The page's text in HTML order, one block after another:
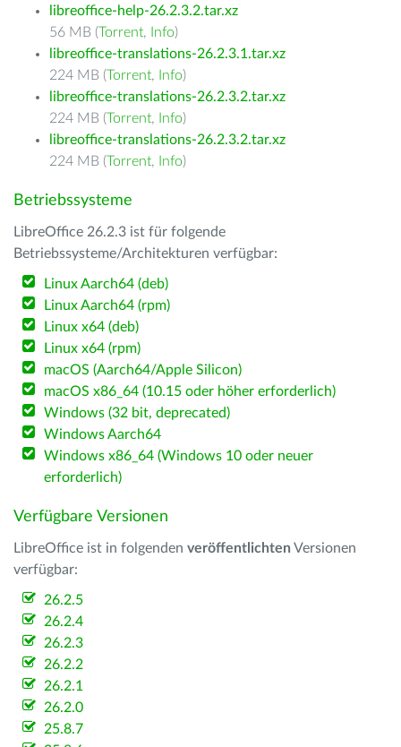
libreoffice-help-26.2.3.2.tar.xz
56 MB (Torrent, Info)
libreoffice-translations-26.2.3.1.tar.xz
224 MB (Torrent, Info)
libreoffice-translations-26.2.3.2.tar.xz
224 MB (Torrent, Info)
libreoffice-translations-26.2.3.2.tar.xz
224 MB (Torrent, Info)
Betriebssysteme
LibreOffice 26.2.3 ist für folgende
Betriebssysteme/Architekturen verfügbar:
Linux Aarch64 (deb)
Linux Aarch64 (rpm)
Linux x64 (deb)
Linux x64 (rpm)
macOS (Aarch64/Apple Silicon)
macOS x86_64 (10.15 oder höher erforderlich)
Windows (32 bit, deprecated)
Windows Aarch64
Windows x86_64 (Windows 10 oder neuer
erforderlich)
Verfügbare Versionen
LibreOffice ist in folgenden veröffentlichten Versionen
verfügbar:
26.2.5
26.2.4
26.2.3
26.2.2
26.2.1
26.2.0
25.8.7